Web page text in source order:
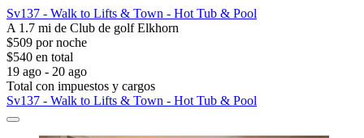
Sv137 - Walk to Lifts & Town - Hot Tub & Pool
A 1.7 mi de Club de golf Elkhorn
$509 por noche
$540 en total
19 ago - 20 ago
Total con impuestos y cargos
Sv137 - Walk to Lifts & Town - Hot Tub & Pool